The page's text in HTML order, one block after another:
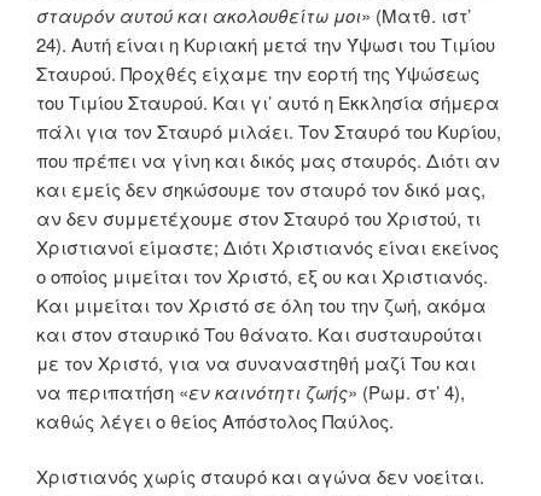
σταυρόν αυτού και ακολουθείτω μοι» (Ματθ. ιστ’
24). Αυτή είναι η Κυριακή μετά την Ύψωσι του Τιμίου
Σταυρού. Προχθές είχαμε την εορτή της Υψώσεως
του Τιμίου Σταυρού. Και γι’ αυτό η Εκκλησία σήμερα
πάλι για τον Σταυρό μιλάει. Τον Σταυρό του Κυρίου,
που πρέπει να γίνη και δικός μας σταυρός. Διότι αν
και εμείς δεν σηκώσουμε τον σταυρό τον δικό μας,
αν δεν συμμετέχουμε στον Σταυρό του Χριστού, τι
Χριστιανοί είμαστε; Διότι Χριστιανός είναι εκείνος
ο οποίος μιμείται τον Χριστό, εξ ου και Χριστιανός.
Και μιμείται τον Χριστό σε όλη του την ζωή, ακόμα
και στον σταυρικό Του θάνατο. Και συσταυρούται
με τον Χριστό, για να συναναστηθή μαζί Του και
να περιπατήση «εν καινότητι ζωής» (Ρωμ. στ’ 4),
καθώς λέγει ο θείος Απόστολος Παύλος.
Χριστιανός χωρίς σταυρό και αγώνα δεν νοείται.